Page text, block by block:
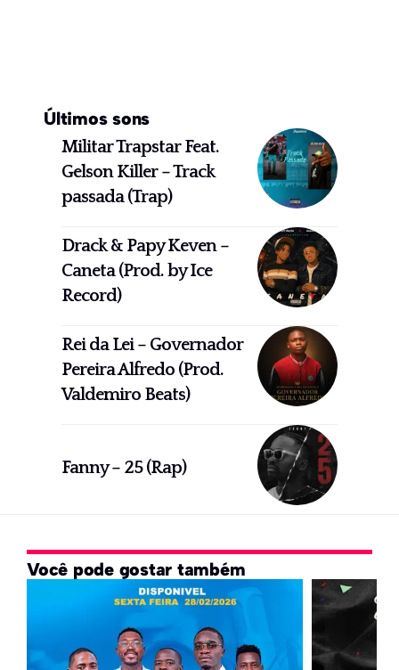
Últimos sons
Militar Trapstar Feat.
Gelson Killer – Track
passada (Trap)
Drack & Papy Keven –
Caneta (Prod. by Ice
Record)
Rei da Lei – Governador
Pereira Alfredo (Prod.
Valdemiro Beats)
Fanny – 25 (Rap)
Você pode gostar também